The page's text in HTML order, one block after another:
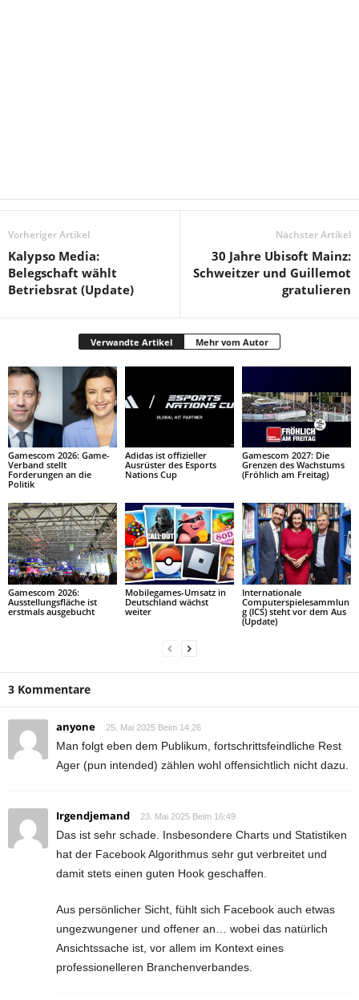
Vorheriger Artikel
Kalypso Media:
Belegschaft wählt
Betriebsrat (Update)
Nächster Artikel
30 Jahre Ubisoft Mainz:
Schweitzer und Guillemot
gratulieren
Verwandte Artikel Mehr vom Autor
Gamescom 2026: Game-
Verband stellt
Forderungen an die
Politik
Adidas ist offizieller
Ausrüster des Esports
Nations Cup
Gamescom 2027: Die
Grenzen des Wachstums
(Fröhlich am Freitag)
Gamescom 2026:
Ausstellungsfläche ist
erstmals ausgebucht
Mobilegames-Umsatz in
Deutschland wächst
weiter
Internationale
Computerspielesammlun
g (ICS) steht vor dem Aus
(Update)
3 Kommentare
anyone 25. Mai 2025 Beim 14:26
Man folgt eben dem Publikum, fortschrittsfeindliche Rest
Ager (pun intended) zählen wohl offensichtlich nicht dazu.
Irgendjemand 23. Mai 2025 Beim 16:49
Das ist sehr schade. Insbesondere Charts und Statistiken
hat der Facebook Algorithmus sehr gut verbreitet und
damit stets einen guten Hook geschaffen.
Aus persönlicher Sicht, fühlt sich Facebook auch etwas
ungezwungener und offener an… wobei das natürlich
Ansichtssache ist, vor allem im Kontext eines
professionelleren Branchenverbandes.